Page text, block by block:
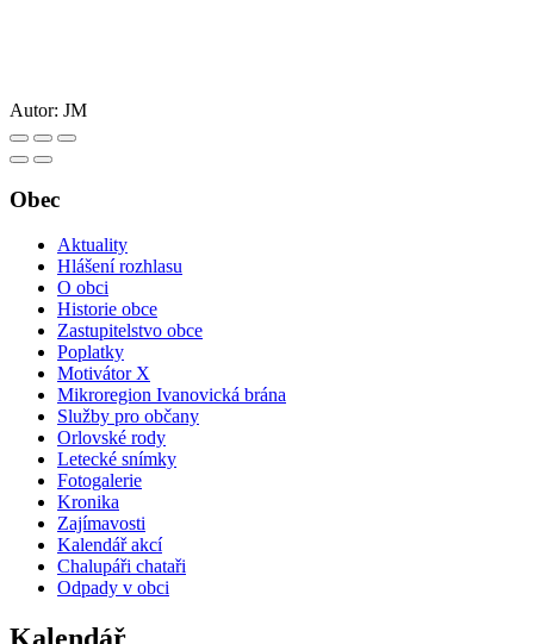
Autor: JM
Obec
Aktuality
Hlášení rozhlasu
O obci
Historie obce
Zastupitelstvo obce
Poplatky
Motivátor X
Mikroregion Ivanovická brána
Služby pro občany
Orlovské rody
Letecké snímky
Fotogalerie
Kronika
Zajímavosti
Kalendář akcí
Chalupáři chataři
Odpady v obci